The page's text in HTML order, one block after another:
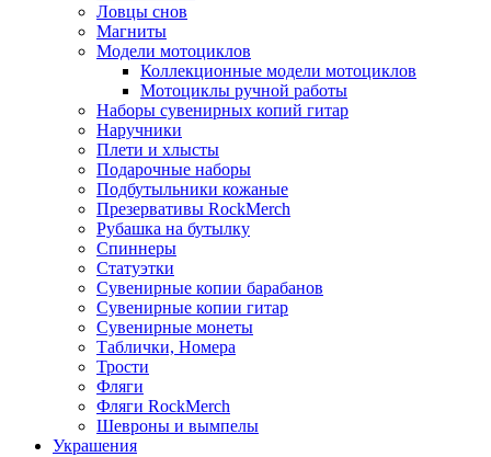
Ловцы снов
Магниты
Модели мотоциклов
Коллекционные модели мотоциклов
Мотоциклы ручной работы
Наборы сувенирных копий гитар
Наручники
Плети и хлысты
Подарочные наборы
Подбутыльники кожаные
Презервативы RockMerch
Рубашка на бутылку
Спиннеры
Статуэтки
Сувенирные копии барабанов
Сувенирные копии гитар
Сувенирные монеты
Таблички, Номера
Трости
Фляги
Фляги RockMerch
Шевроны и вымпелы
Украшения